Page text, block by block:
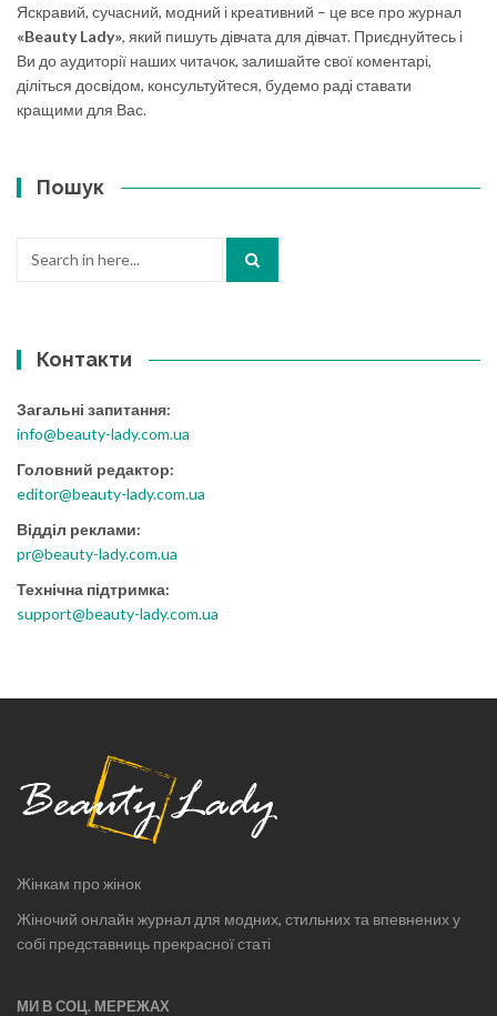
Яскравий, сучасний, модний і креативний – це все про журнал
«Beauty Lady», який пишуть дівчата для дівчат. Приєднуйтесь і
Ви до аудиторії наших читачок, залишайте свої коментарі,
діліться досвідом, консультуйтеся, будемо раді ставати
кращими для Вас.
Пошук
Контакти
Загальні запитання:
info@beauty-lady.com.ua
Головний редактор:
editor@beauty-lady.com.ua
Відділ реклами:
pr@beauty-lady.com.ua
Технічна підтримка:
support@beauty-lady.com.ua
Жінкам про жінок
Жіночий онлайн журнал для модних, стильних та впевнених у
собі представниць прекрасної статі
МИ В СОЦ. МЕРЕЖАХ